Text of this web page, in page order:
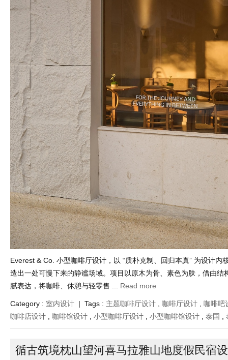
Everest & Co. 小型咖啡厅设计，以 “质朴克制、回归本真” 为设计内
造出一处可慢下来的静谧场域。项目以原木为骨、素色为肤，借由结
腻表达，将咖啡、休憩与轻零售 ... Read more
Category : 室内设计 | Tags : 主题咖啡厅设计 , 咖啡厅设计 , 咖啡吧
咖啡店设计 , 咖啡馆设计 , 小型咖啡厅设计 , 小型咖啡馆设计 , 泰国 ,
循古筑境枕山望河喜马拉雅山地度假民宿